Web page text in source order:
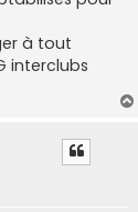
à tout
interclubs